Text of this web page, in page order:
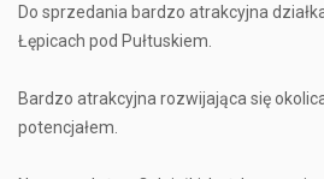
Do sprzedania bardzo atrakcyjna
Łępicach pod Pułtuskiem.
Bardzo atrakcyjna rozwijająca się
potencjałem.